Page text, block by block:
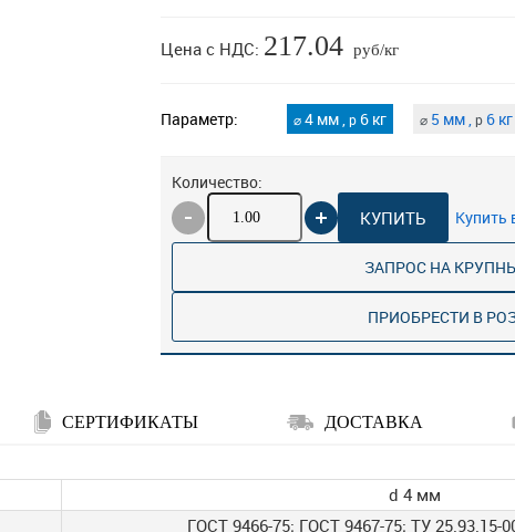
Цена с НДС: 217.04 руб/кг
Параметр: ⌀4 мм ,p6 кг ⌀5 мм ,p6 кг
Количество:
КУПИТЬ Купить
ЗАПРОС НА
ПРИОБРЕСТИ В
СЕРТИФИКАТЫ ДОСТАВКА
d 4 мм
ГОСТ 9466-75; ГОСТ 9467-75; ТУ 25.93.15-